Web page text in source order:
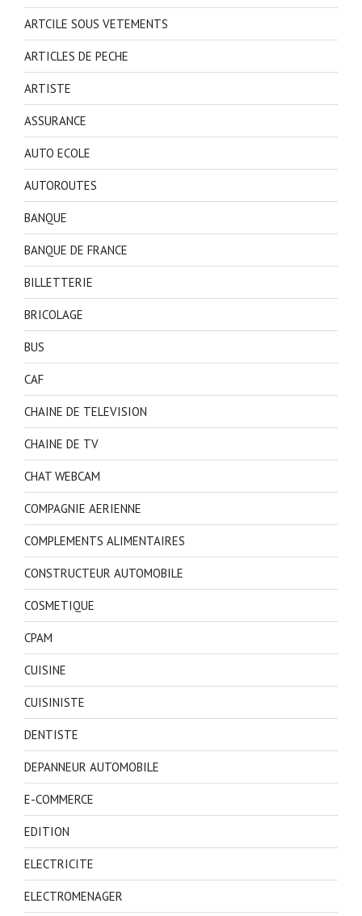
ARTCILE SOUS VETEMENTS
ARTICLES DE PECHE
ARTISTE
ASSURANCE
AUTO ECOLE
AUTOROUTES
BANQUE
BANQUE DE FRANCE
BILLETTERIE
BRICOLAGE
BUS
CAF
CHAINE DE TELEVISION
CHAINE DE TV
CHAT WEBCAM
COMPAGNIE AERIENNE
COMPLEMENTS ALIMENTAIRES
CONSTRUCTEUR AUTOMOBILE
COSMETIQUE
CPAM
CUISINE
CUISINISTE
DENTISTE
DEPANNEUR AUTOMOBILE
E-COMMERCE
EDITION
ELECTRICITE
ELECTROMENAGER